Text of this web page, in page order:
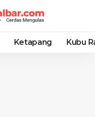
Ketapang Kubu